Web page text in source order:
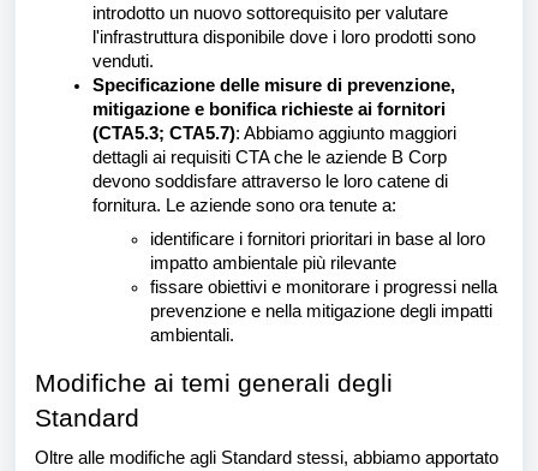
introdotto un nuovo sottorequisito per valutare
l'infrastruttura disponibile dove i loro prodotti sono
venduti.
Specificazione delle misure di prevenzione,
mitigazione e bonifica richieste ai fornitori
(CTA5.3; CTA5.7): Abbiamo aggiunto maggiori
dettagli ai requisiti CTA che le aziende B Corp
devono soddisfare attraverso le loro catene di
fornitura. Le aziende sono ora tenute a:
identificare i fornitori prioritari in base al loro
impatto ambientale più rilevante
fissare obiettivi e monitorare i progressi nella
prevenzione e nella mitigazione degli impatti
ambientali.
Modifiche ai temi generali degli
Standard
Oltre alle modifiche agli Standard stessi, abbiamo apportato